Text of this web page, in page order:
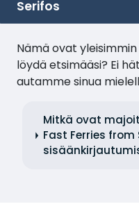
Serifos
Nämä ovat
löydä etsimääsi? Ei
autamme sinua
Mitkä ovat
Fast Ferries